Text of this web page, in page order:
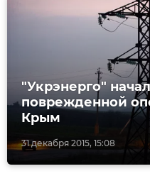
31 декабря 2015, 15:08
"Укрэнерго"
поврежденной
Крым